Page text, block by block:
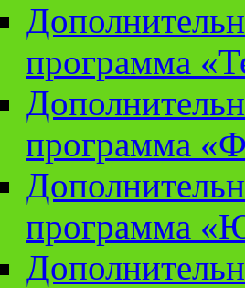
программа
программа
программа